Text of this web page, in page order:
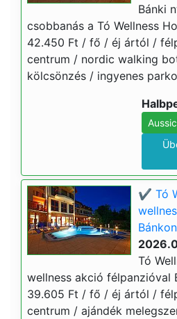
Bánki
csobbanás a Tó Wellness
42.450 Ft / fő / éj ártól /
centrum / nordic walking
kölcsönzés / ingyenes
✔️ Tó
Tó
wellness akció félpanzióval
39.605 Ft / fő / éj ártól /
centrum / ajándék